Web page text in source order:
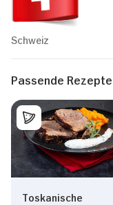
Schweiz
Passende Rezepte
Toskanische